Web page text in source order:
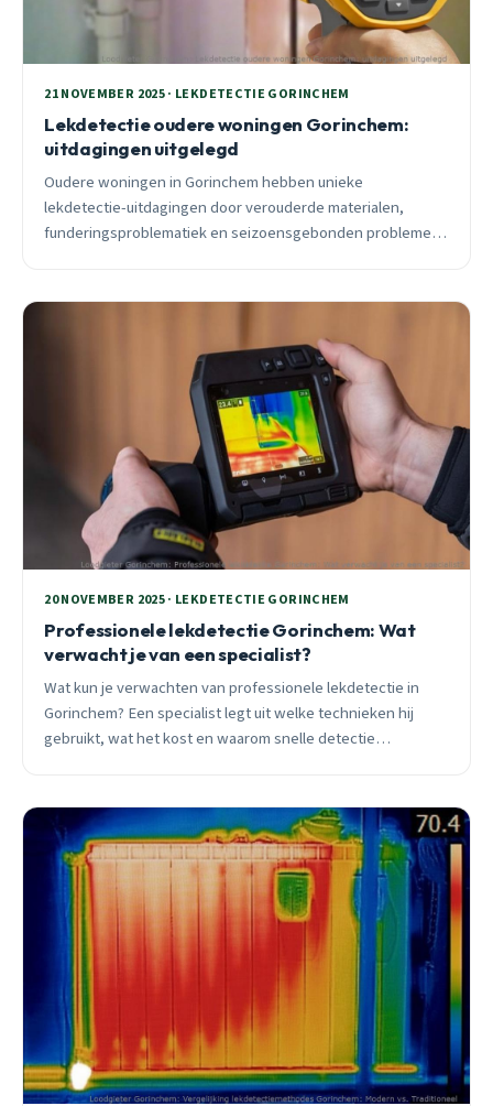
21 NOVEMBER 2025 · LEKDETECTIE GORINCHEM
Lekdetectie oudere woningen Gorinchem:
uitdagingen uitgelegd
Oudere woningen in Gorinchem hebben unieke
lekdetectie-uitdagingen door verouderde materialen,
funderingsproblematiek en seizoensgebonden problemen.
20 NOVEMBER 2025 · LEKDETECTIE GORINCHEM
Professionele lekdetectie Gorinchem: Wat
verwacht je van een specialist?
Wat kun je verwachten van professionele lekdetectie in
Gorinchem? Een specialist legt uit welke technieken hij
gebruikt, wat het kost en waarom snelle detectie